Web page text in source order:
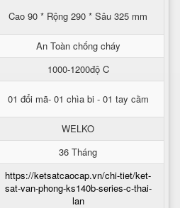
Cao 90 * Rộng 290 * Sâu 325 mm
An Toàn chống cháy
1000-1200độ C
01 đổi mã- 01 chìa bi - 01 tay cầm
WELKO
36 Tháng
https://ketsatcaocap.vn/chi-tiet/ket-
sat-van-phong-ks140b-series-c-thai-
lan